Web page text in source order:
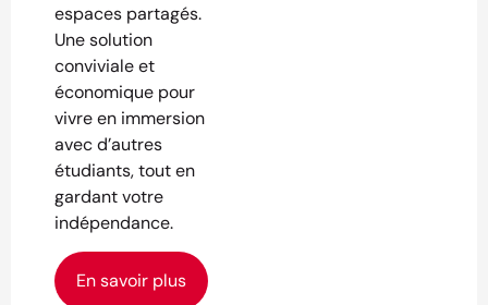
espaces partagés.
Une solution
conviviale et
économique pour
vivre en immersion
avec d’autres
étudiants, tout en
gardant votre
indépendance.
En savoir plus